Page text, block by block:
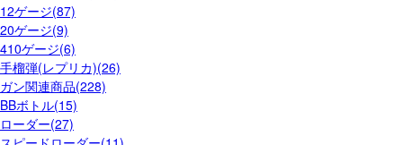
12ゲージ(87)
20ゲージ(9)
410ゲージ(6)
手榴弾(レプリカ)(26)
ガン関連商品(228)
BBボトル(15)
ローダー(27)